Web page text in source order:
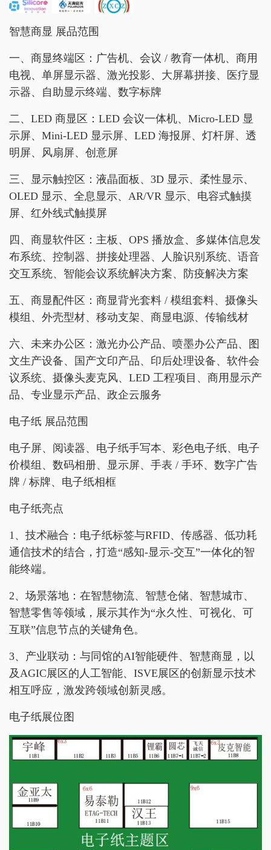
智慧商显 展品范围
一、商显终端区：广告机、会议 / 教育一体机、商用
电视、单屏显示器、激光投影、大屏幕拼接、医疗显
示器、自助显示终端、数字标牌
二、LED 商显区：LED 会议一体机、Micro-LED 显
示屏、Mini-LED 显示屏、LED 海报屏、灯杆屏、透
明屏、风扇屏、创意屏
三、显示触控区：液晶面板、3D 显示、柔性显示、
OLED 显示、全息显示、AR/VR 显示、电容式触摸
屏、红外线式触摸屏
四、商显软件区：主板、OPS 播放盒、多媒体信息发
布系统、控制器、拼接处理器、人脸识别系统、语音
交互系统、智能会议系统解决方案、防疫解决方案
五、商显配件区：商显背光套料 / 模组套料、摄像头
模组、外壳型材、移动支架、商显电源、传输线材
六、未来办公区：激光办公产品、喷墨办公产品、图
文生产设备、国产文印产品、印后处理设备、软件会
议系统、摄像头麦克风、LED 工程项目、商用显示产
品、专业显示产品、政企云服务
电子纸 展品范围
电子屏、阅读器、电子纸手写本、彩色电子纸、电子
价模组、数码相册、显示屏、手表 / 手环、数字广告
牌 / 标牌、电子纸相框
电子纸亮点
1、技术融合：电子纸标签与RFID、传感器、低功耗
通信技术的结合，打造“感知-显示-交互”一体化的智
能终端。
2、场景落地：在智慧物流、智慧仓储、智慧城市、
智慧零售等领域，展示其作为“永久性、可视化、可
互联”信息节点的关键角色。
3、产业联动：与同馆的AI智能硬件、智慧商显，以
及AGIC展区的人工智能、ISVE展区的创新显示技术
相互呼应，激发跨领域创新灵感。
电子纸展位图